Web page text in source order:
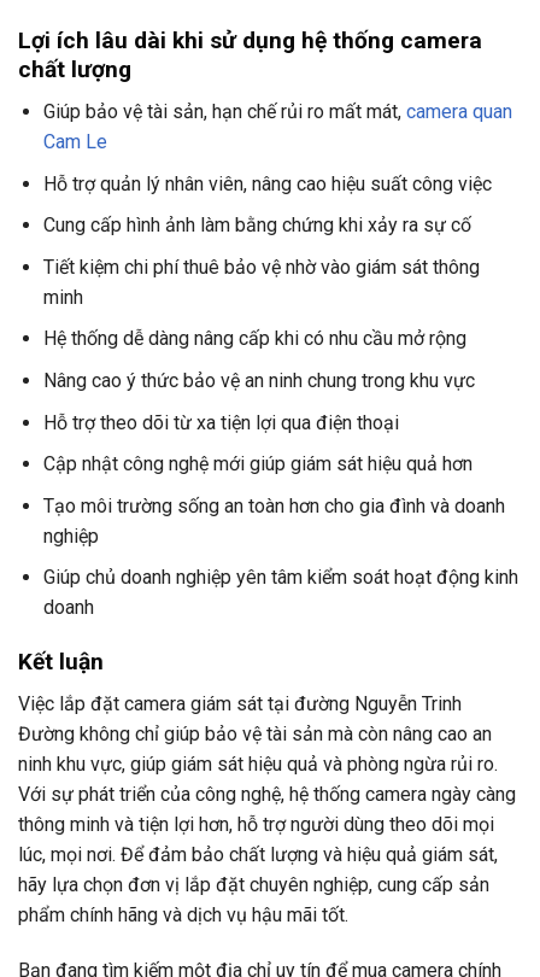
Lợi ích lâu dài khi sử dụng hệ thống camera
chất lượng
Giúp bảo vệ tài sản, hạn chế rủi ro mất mát, camera quan
Cam Le
Hỗ trợ quản lý nhân viên, nâng cao hiệu suất công việc
Cung cấp hình ảnh làm bằng chứng khi xảy ra sự cố
Tiết kiệm chi phí thuê bảo vệ nhờ vào giám sát thông
minh
Hệ thống dễ dàng nâng cấp khi có nhu cầu mở rộng
Nâng cao ý thức bảo vệ an ninh chung trong khu vực
Hỗ trợ theo dõi từ xa tiện lợi qua điện thoại
Cập nhật công nghệ mới giúp giám sát hiệu quả hơn
Tạo môi trường sống an toàn hơn cho gia đình và doanh
nghiệp
Giúp chủ doanh nghiệp yên tâm kiểm soát hoạt động kinh
doanh
Kết luận
Việc lắp đặt camera giám sát tại đường Nguyễn Trinh
Đường không chỉ giúp bảo vệ tài sản mà còn nâng cao an
ninh khu vực, giúp giám sát hiệu quả và phòng ngừa rủi ro.
Với sự phát triển của công nghệ, hệ thống camera ngày càng
thông minh và tiện lợi hơn, hỗ trợ người dùng theo dõi mọi
lúc, mọi nơi. Để đảm bảo chất lượng và hiệu quả giám sát,
hãy lựa chọn đơn vị lắp đặt chuyên nghiệp, cung cấp sản
phẩm chính hãng và dịch vụ hậu mãi tốt.
Bạn đang tìm kiếm một địa chỉ uy tín để mua camera chính